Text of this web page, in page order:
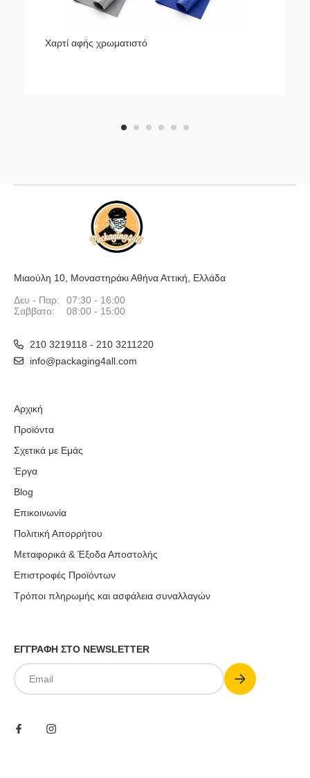
Χαρτί αφής χρωματιστό
4 5 6
Μιαούλη 10, Μοναστηράκι Αθήνα Αττική, Ελλάδα
Δευ - Παρ:
Σαββατο:
07:30 - 16:00
08:00 - 15:00
210 3219118 - 210 3211220
info@packaging4all.com
Αρχική
Προϊόντα
Σχετικά με Εμάς
Έργα
Blog
Επικοινωνία
Πολιτική Απορρήτου
Μεταφορικά & Έξοδα Αποστολής
Επιστροφές Προϊόντων
Τρόποι πληρωμής και ασφάλεια συναλλαγών
ΕΓΓΡΑΦΗ ΣΤΟ NEWSLETTER
Email
Submit